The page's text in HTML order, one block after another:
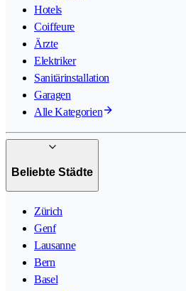
Hotels
Coiffeure
Ärzte
Elektriker
Sanitärinstallation
Garagen
Alle Kategorien
Beliebte Städte
Zürich
Genf
Lausanne
Bern
Basel